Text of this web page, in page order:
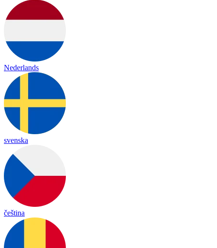
Nederlands
svenska
čeština